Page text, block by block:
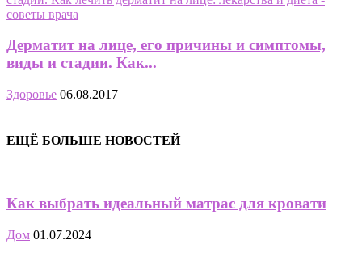
Дерматит на лице, его причины и симптомы,
виды и стадии. Как...
Здоровье 06.08.2017
ЕЩЁ БОЛЬШЕ НОВОСТЕЙ
Как выбрать идеальный матрас для кровати
Дом 01.07.2024